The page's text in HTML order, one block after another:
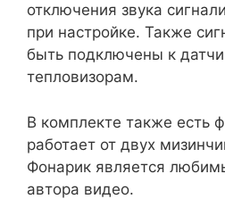
отключения звука
при настройке. Также
быть подключены к
тепловизорам.
В комплекте также есть
работает от двух
Фонарик является
автора видео.